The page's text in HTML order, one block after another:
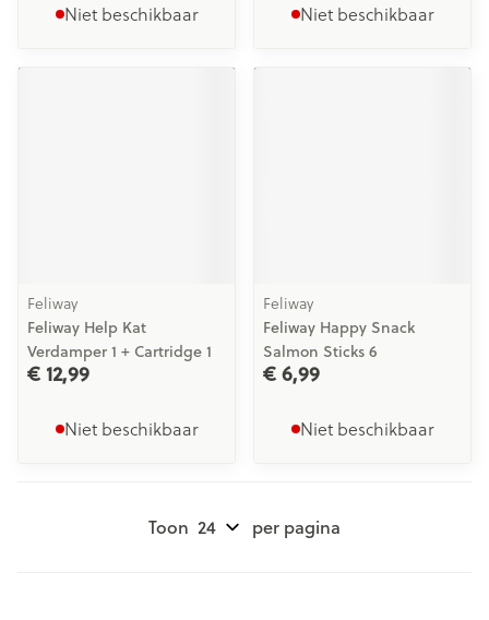
Niet beschikbaar Niet beschikbaar
Feliway
Feliway Help Kat
Verdamper 1 + Cartridge 1
€ 12,99
Niet beschikbaar
Feliway
Feliway Happy Snack
Salmon Sticks 6
€ 6,99
Niet beschikbaar
Toon per pagina